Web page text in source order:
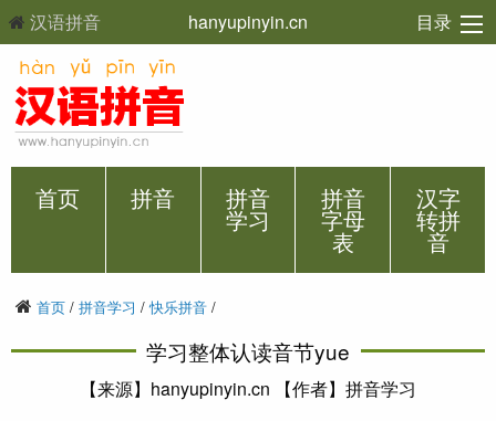
汉语拼音 hanyupinyin.cn 目录
首页 拼音 拼音
学习
拼音
字母
表
汉字
转拼
音
首页 / 拼音学习 /快乐拼音 /
学习整体认读音节yue
【来源】hanyupinyin.cn 【作者】拼音学习